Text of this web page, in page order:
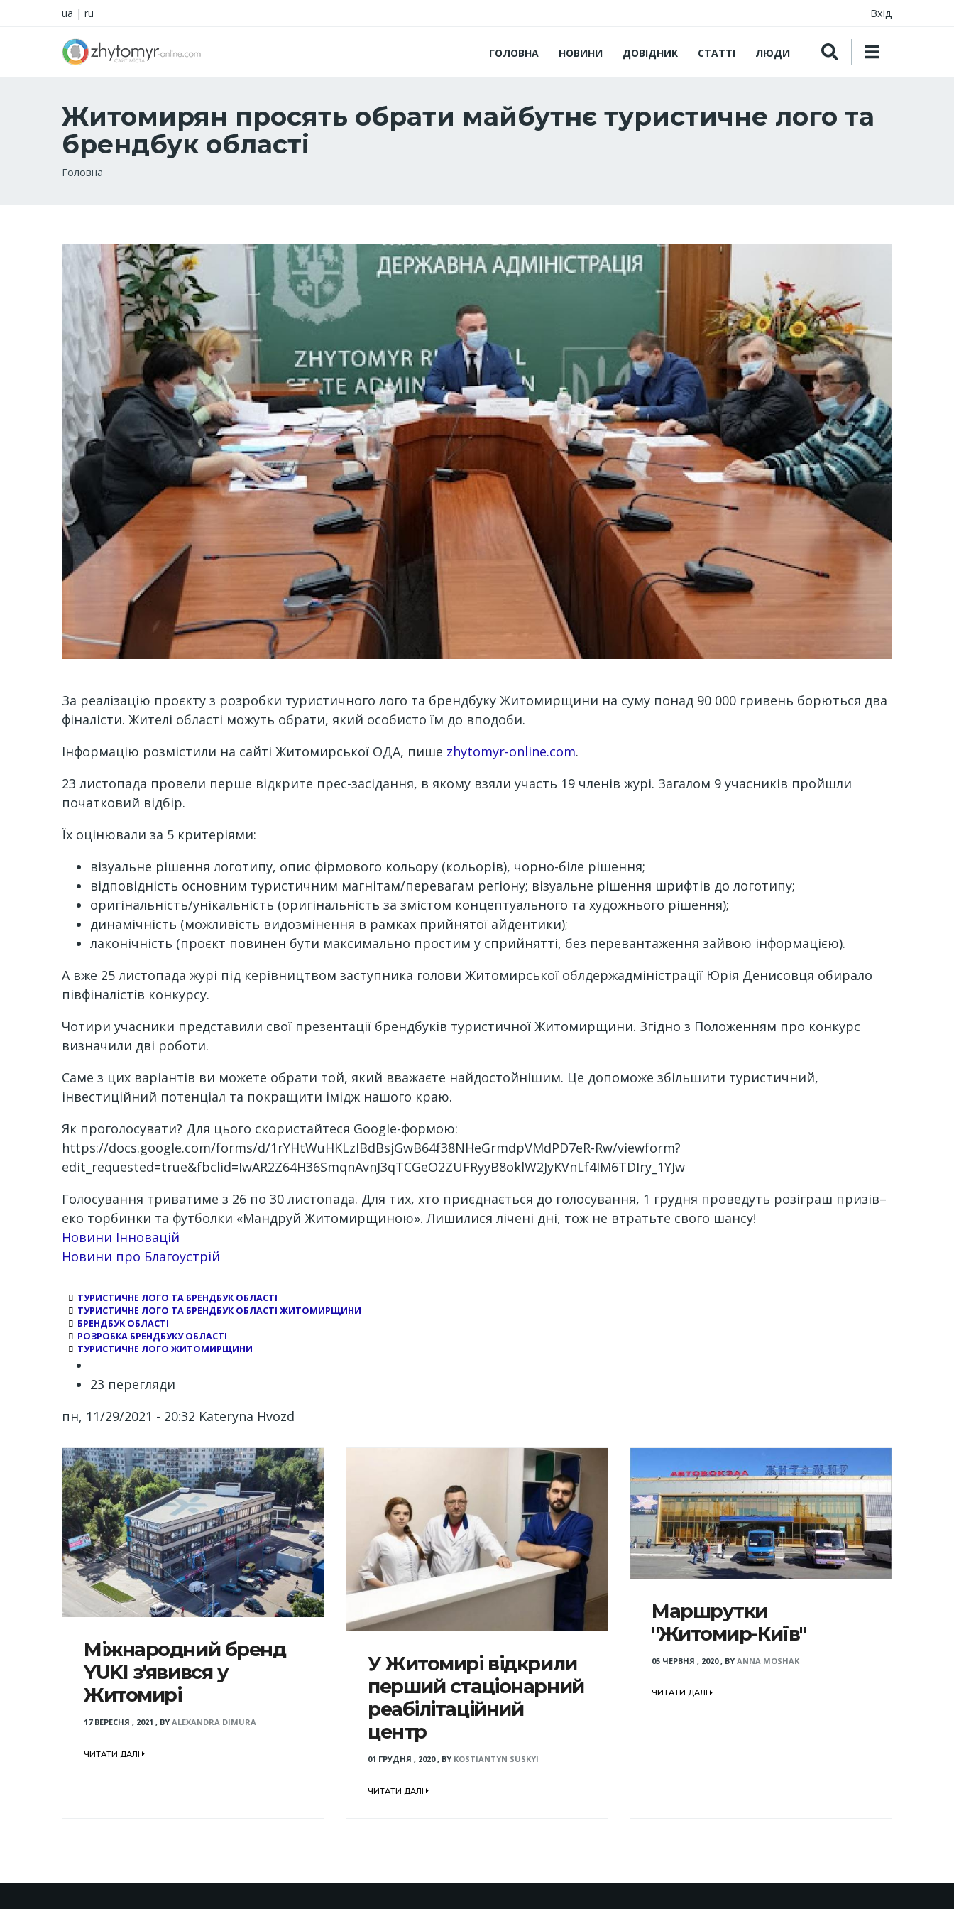
ua | ru Вхід
ГОЛОВНА НОВИНИ ДОВІДНИК СТАТТІ ЛЮДИ
Житомирян просять обрати майбутнє туристичне лого та
брендбук області
Рядок
Головна
За реалізацію проєкту з розробки туристичного лого та брендбуку Житомирщини на суму понад 90 000 гривень борються два
фіналісти. Жителі області можуть обрати, який особисто їм до вподоби.
Інформацію розмістили на сайті Житомирської ОДА, пише zhytomyr-online.com.
23 листопада провели перше відкрите прес-засідання, в якому взяли участь 19 членів журі. Загалом 9 учасників пройшли
початковий відбір.
Їх оцінювали за 5 критеріями:
візуальне рішення логотипу, опис фірмового кольору (кольорів), чорно-біле рішення;
відповідність основним туристичним магнітам/перевагам регіону; візуальне рішення шрифтів до логотипу;
оригінальність/унікальність (оригінальність за змістом концептуального та художнього рішення);
динамічність (можливість видозмінення в рамках прийнятої айдентики);
лаконічність (проєкт повинен бути максимально простим у сприйнятті, без перевантаження зайвою інформацією).
А вже 25 листопада журі під керівництвом заступника голови Житомирської облдержадміністрації Юрія Денисовця обирало
півфіналістів конкурсу.
Чотири учасники представили свої презентації брендбуків туристичної Житомирщини. Згідно з Положенням про конкурс
визначили дві роботи.
Саме з цих варіантів ви можете обрати той, який вважаєте найдостойнішим. Це допоможе збільшити туристичний,
інвестиційний потенціал та покращити імідж нашого краю.
Як проголосувати? Для цього скористайтеся Google-формою:
https://docs.google.com/forms/d/1rYHtWuHKLzlBdBsjGwB64f38NHeGrmdpVMdPD7eR-Rw/viewform?
edit_requested=true&fbclid=IwAR2Z64H36SmqnAvnJ3qTCGeO2ZUFRyyB8oklW2JyKVnLf4IM6TDIry_1YJw
Голосування триватиме з 26 по 30 листопада. Для тих, хто приєднається до голосування, 1 грудня проведуть розіграш призів–
еко торбинки та футболки «Мандруй Житомирщиною». Лишилися лічені дні, тож не втратьте свого шансу!
Новини Інновацій
Новини про Благоустрій
ТУРИСТИЧНЕ ЛОГО ТА БРЕНДБУК ОБЛАСТІ
ТУРИСТИЧНЕ ЛОГО ТА БРЕНДБУК ОБЛАСТІ ЖИТОМИРЩИНИ
БРЕНДБУК ОБЛАСТІ
РОЗРОБКА БРЕНДБУКУ ОБЛАСТІ
ТУРИСТИЧНЕ ЛОГО ЖИТОМИРЩИНИ
23 перегляди
пн, 11/29/2021 - 20:32 Kateryna Hvozd
Міжнародний бренд
YUKI з'явився у
Житомирі
17 ВЕРЕСНЯ , 2021 , BY ALEXANDRA DIMURA
ЧИТАТИ ДАЛІ
У Житомирі відкрили
перший стаціонарний
реабілітаційний
центр
01 ГРУДНЯ , 2020, BY KOSTIANTYN SUSKYI
ЧИТАТИ ДАЛІ
Маршрутки
"Житомир-Київ"
05 ЧЕРВНЯ , 2020, BY ANNA MOSHAK
ЧИТАТИ ДАЛІ